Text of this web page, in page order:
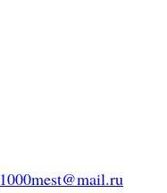
1000mest@mail.ru